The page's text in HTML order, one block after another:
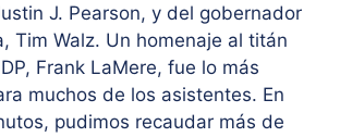
J. Pearson, y del gobernador
Tim Walz. Un homenaje al titán
Frank LaMere, fue lo más
muchos de los asistentes. En
pudimos recaudar más de